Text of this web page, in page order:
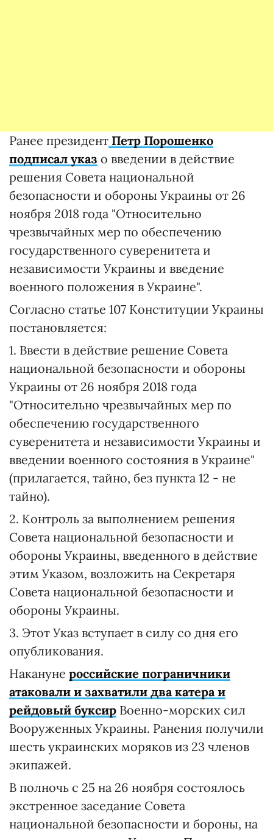
Ранее президент Петр Порошенко
подписал указ о введении в действие
решения Совета национальной
безопасности и обороны Украины от 26
ноября 2018 года "Относительно
чрезвычайных мер по обеспечению
государственного суверенитета и
независимости Украины и введение
военного положения в Украине".
Согласно статье 107 Конституции Украины
постановляется:
1. Ввести в действие решение Совета
национальной безопасности и обороны
Украины от 26 ноября 2018 года
"Относительно чрезвычайных мер по
обеспечению государственного
суверенитета и независимости Украины и
введении военного состояния в Украине"
(прилагается, тайно, без пункта 12 - не
тайно).
2. Контроль за выполнением решения
Совета национальной безопасности и
обороны Украины, введенного в действие
этим Указом, возложить на Секретаря
Совета национальной безопасности и
обороны Украины.
3. Этот Указ вступает в силу со дня его
опубликования.
Накануне российские пограничники
атаковали и захватили два катера и
рейдовый буксир Военно-морских сил
Вооруженных Украины. Ранения получили
шесть украинских моряков из 23 членов
экипажей.
В полночь с 25 на 26 ноября состоялось
экстренное заседание Совета
национальной безопасности и бороны, на